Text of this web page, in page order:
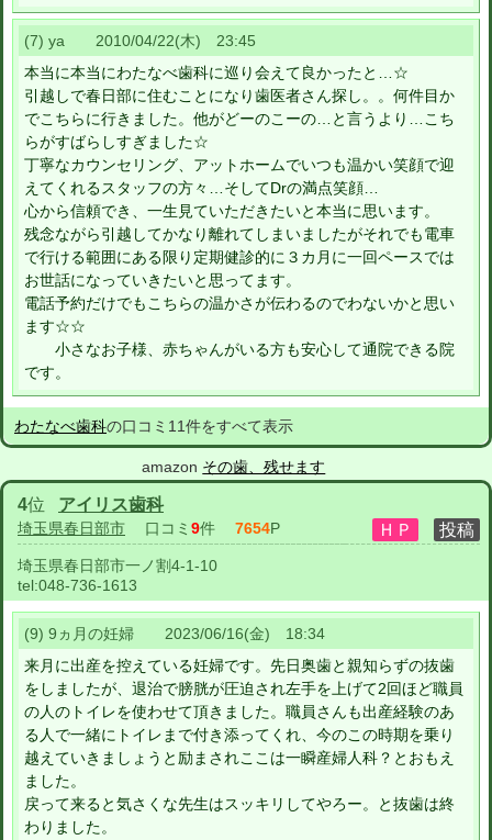
(7) ya 2010/04/22(木) 23:45
本当に本当にわたなべ歯科に巡り会えて良かったと…☆
引越しで春日部に住むことになり歯医者さん探し。。何件目か
でこちらに行きました。他がどーのこーの…と言うより…こち
らがすばらしすぎました☆
丁寧なカウンセリング、アットホームでいつも温かい笑顔で迎
えてくれるスタッフの方々…そしてDrの満点笑顔…
心から信頼でき、一生見ていただきたいと本当に思います。
残念ながら引越してかなり離れてしまいましたがそれでも電車
で行ける範囲にある限り定期健診的に３カ月に一回ペースでは
お世話になっていきたいと思ってます。
電話予約だけでもこちらの温かさが伝わるのでわないかと思い
ます☆☆
小さなお子様、赤ちゃんがいる方も安心して通院できる院
です。
わたなべ歯科の口コミ11件をすべて表示
amazon その歯、残せます
4位 アイリス歯科
埼玉県春日部市 口コミ 9件 7654P
埼玉県春日部市一ノ割4-1-10
tel:048-736-1613
(9) 9ヵ月の妊婦 2023/06/16(金) 18:34
来月に出産を控えている妊婦です。先日奥歯と親知らずの抜歯
をしましたが、退治で膀胱が圧迫され左手を上げて2回ほど職員
の人のトイレを使わせて頂きました。職員さんも出産経験のあ
る人で一緒にトイレまで付き添ってくれ、今のこの時期を乗り
越えていきましょうと励まされここは一瞬産婦人科？とおもえ
ました。
戻って来ると気さくな先生はスッキリしてやろー。と抜歯は終
わりました。